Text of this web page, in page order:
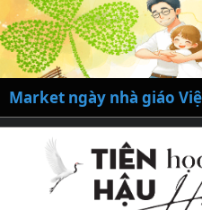
Market ngày nhà giáo